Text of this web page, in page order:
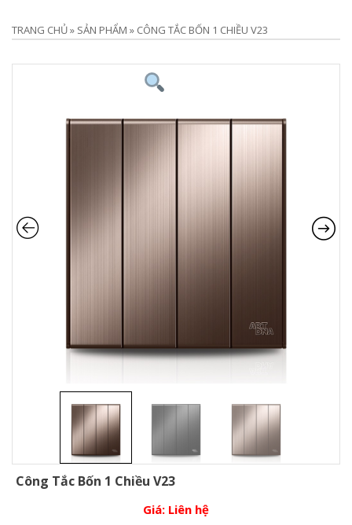
TRANG CHỦ» SẢN PHẨM » CÔNG TẮC BỐN 1 CHIỀU V23
Công Tắc Bốn 1 Chiều V23
Giá: Liên hệ